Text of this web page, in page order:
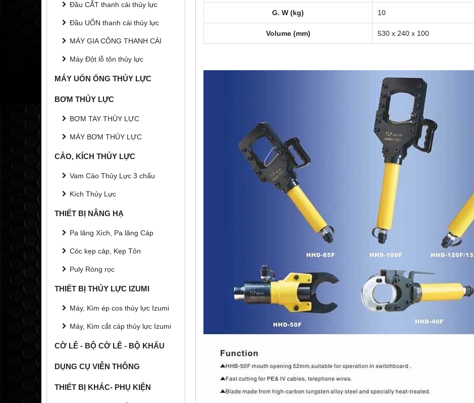
Đầu CẮT thanh cái thủy lực
Đầu UỐN thanh cái thủy lực
MÁY GIA CÔNG THANH CÁI
Máy Đột lỗ tôn thủy lực
MÁY UỐN ỐNG THỦY LỰC
BƠM THỦY LỰC
BƠM TAY THỦY LỰC
MÁY BƠM THỦY LỰC
CẢO, KÍCH THỦY LỰC
Vam Cảo Thủy Lực 3 chấu
Kích Thủy Lực
THIẾT BỊ NÂNG HẠ
Pa lăng Xích, Pa lăng Cáp
Cóc kẹp cáp, Kẹp Tôn
Puly Ròng rọc
THIẾT BỊ THỦY LỰC IZUMI
Máy, Kìm ép cos thủy lực Izumi
Máy, Kìm cắt cáp thủy lực Izumi
CỜ LÊ - BỘ CỜ LÊ - BỘ KHẨU
DỤNG CỤ VIỄN THÔNG
THIẾT BỊ KHÁC- PHỤ KIỆN
G. W (kg) 10
Volume (mm) 530 x 240 x 100